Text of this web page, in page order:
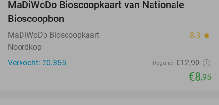
MaDiWoDo Bioscoopkaart van Nationale
Bioscoopbon
MaDiWoDo Bioscoopkaart 8.8 star
Noordkop
Verkocht: 20.355
Regulier €12,90
€8,95